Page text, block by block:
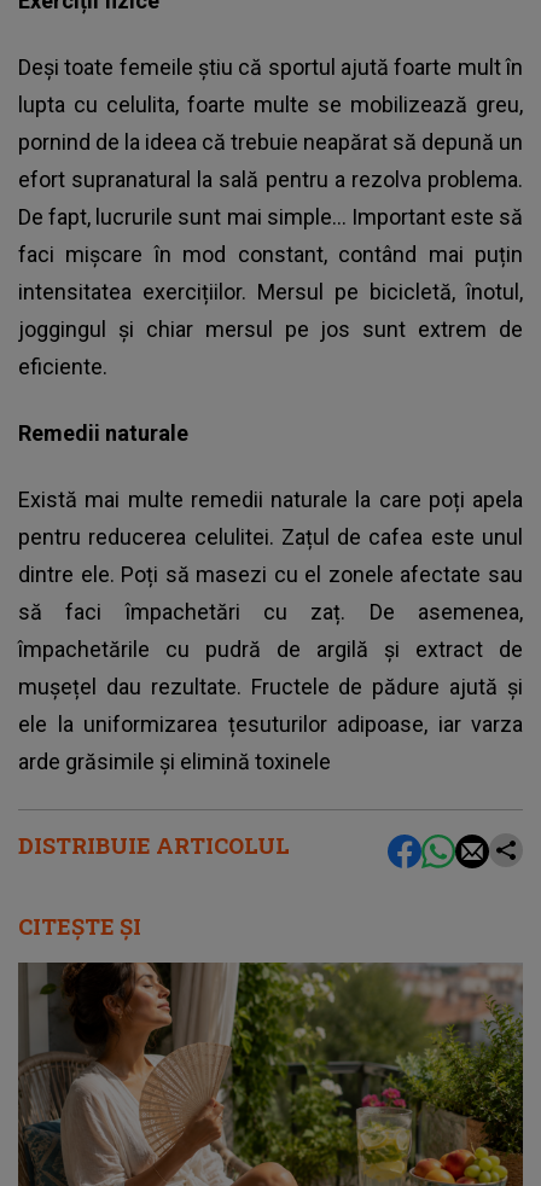
DISTRIBUIE ARTICOLUL
Deși toate femeile știu că sportul ajută foarte mult în
lupta cu celulita, foarte multe se mobilizează greu,
pornind de la ideea că trebuie neapărat să depună un
efort supranatural la sală pentru a rezolva problema.
De fapt, lucrurile sunt mai simple... Important este să
faci mișcare în mod constant, contând mai puțin
intensitatea exercițiilor. Mersul pe bicicletă, înotul,
joggingul și chiar mersul pe jos sunt extrem de
eficiente.
Remedii naturale
Există mai multe remedii naturale la care poți apela
pentru reducerea celulitei. Zațul de cafea este unul
dintre ele. Poți să masezi cu el zonele afectate sau
să faci împachetări cu zaț. De asemenea,
împachetările cu pudră de argilă și extract de
mușețel dau rezultate. Fructele de pădure ajută și
ele la uniformizarea țesuturilor adipoase, iar varza
arde grăsimile și elimină toxinele
CITEȘTE ȘI